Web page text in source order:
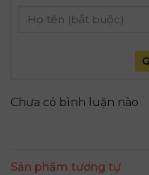
Chưa có bình luận nào
Sản phẩm tương tự